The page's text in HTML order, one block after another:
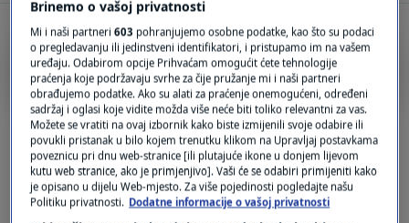
DUBRAVKO DENDER
Stručnjak za ptice: Mi ljudi smo princeze;
čim je jedna vrsta agresivna, postane
svjetski problem
LJUBIMCI| 22. stu.| 0
FOTO Labudovi na moru: "Sigurno ćemo
Brinemo o vašoj privatnosti
Mi i naši partneri603 pohranjujemo osobne podatke, kao što su podaci
o pregledavanju ili jedinstveni identifikatori, i pristupamo im na vašem
uređaju. Odabirom opcije Prihvaćam omogućit ćete tehnologije
praćenja koje podržavaju svrhe za čije pružanje mi i naši partneri
obrađujemo podatke. Ako su alati za praćenje onemogućeni, određeni
sadržaj i oglasi koje vidite možda više neće biti toliko relevantni za vas.
Možete se vratiti na ovaj izbornik kako biste izmijenili svoje odabire ili
povukli pristanak u bilo kojem trenutku klikom na Upravljaj postavkama
poveznicu pri dnu web-stranice [ili plutajuće ikone u donjem lijevom
kutu web stranice, ako je primjenjivo]. Vaši će se odabiri primijeniti kako
je opisano u dijelu Web-mjesto. Za više pojedinosti pogledajte našu
Politiku privatnosti. Dodatne informacije o vašoj privatnosti